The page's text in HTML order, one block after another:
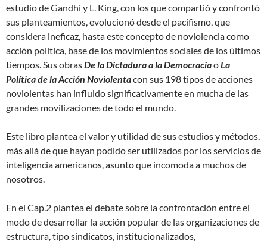
estudio de Gandhi y L. King, con los que compartió y confrontó
sus planteamientos, evolucionó desde el pacifismo, que
considera ineficaz, hasta este concepto de noviolencia como
acción política, base de los movimientos sociales de los últimos
tiempos. Sus obrasDe la Dictadura a la DemocraciaoLa
Política de la Acción Noviolentacon sus 198 tipos de acciones
noviolentas han influido significativamente en mucha de las
grandes movilizaciones de todo el mundo.
Este libro plantea el valor y utilidad de sus estudios y métodos,
más allá de que hayan podido ser utilizados por los servicios de
inteligencia americanos, asunto que incomoda a muchos de
nosotros.
En el Cap.2 plantea el debate sobre la confrontación entre el
modo de desarrollar la acción popular de las organizaciones de
estructura, tipo sindicatos, institucionalizados,